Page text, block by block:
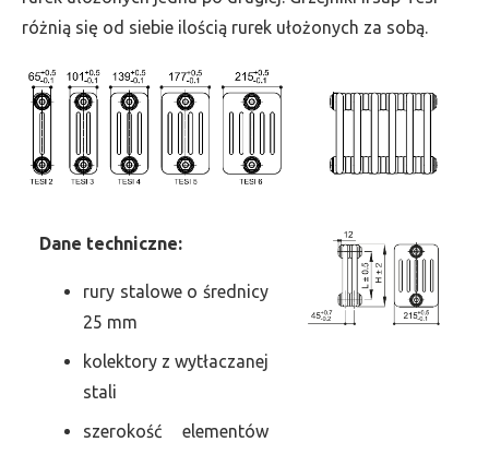
1170,
2491
różnią się od siebie ilością rurek ułożonych za sobą.
Dane techniczne:
rury stalowe o średnicy
25 mm
kolektory z wytłaczanej
stali
szerokość elementów